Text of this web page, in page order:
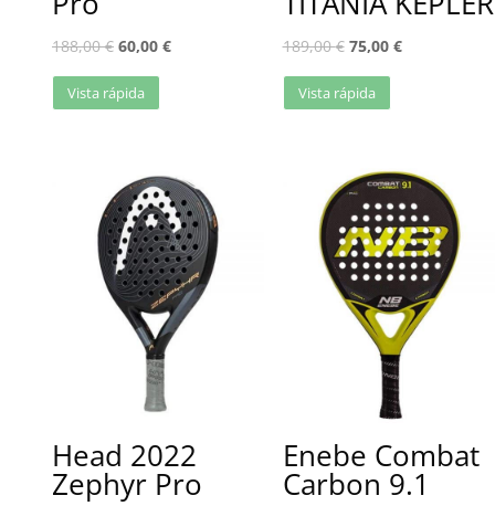
188,00€ 60,00 €
Vista rápida
189,00€ 75,00 €
Vista rápida
Head 2022
Zephyr Pro
Enebe Combat
Carbon 9.1